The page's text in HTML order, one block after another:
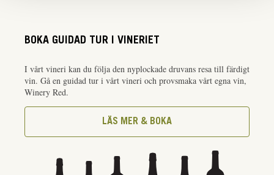
BOKA GUIDAD TUR I VINERIET
I vårt vineri kan du följa den nyplockade druvans resa till färdigt
vin. Gå en guidad tur i vårt vineri och provsmaka vårt egna vin,
Winery Red.
LÄS MER & BOKA